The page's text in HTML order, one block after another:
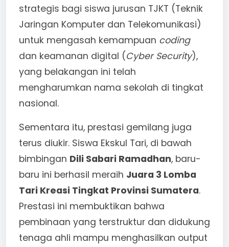
strategis bagi siswa jurusan TJKT (Teknik
Jaringan Komputer dan Telekomunikasi)
untuk mengasah kemampuan coding
dan keamanan digital (Cyber Security),
yang belakangan ini telah
mengharumkan nama sekolah di tingkat
nasional.
Sementara itu, prestasi gemilang juga
terus diukir. Siswa Ekskul Tari, di bawah
bimbingan Dili Sabari Ramadhan, baru-
baru ini berhasil meraih Juara 3 Lomba
Tari Kreasi Tingkat Provinsi Sumatera.
Prestasi ini membuktikan bahwa
pembinaan yang terstruktur dan didukung
tenaga ahli mampu menghasilkan output